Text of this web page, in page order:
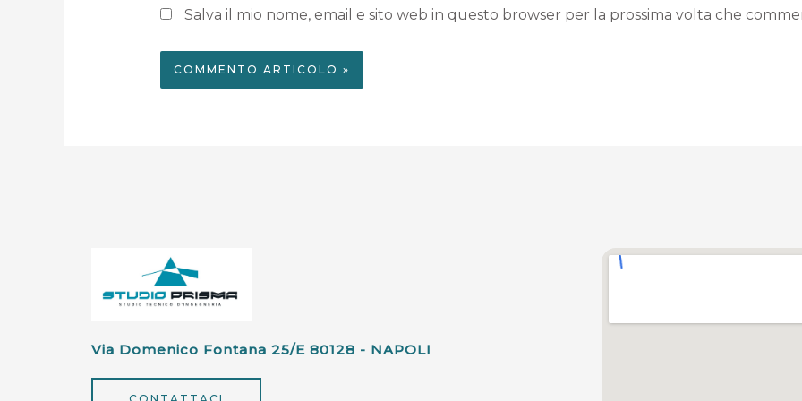
Salva il mio nome, email e sito web in questo browser per la prossima volta che
Via Domenico Fontana 25/e 80128 - NAPOLI